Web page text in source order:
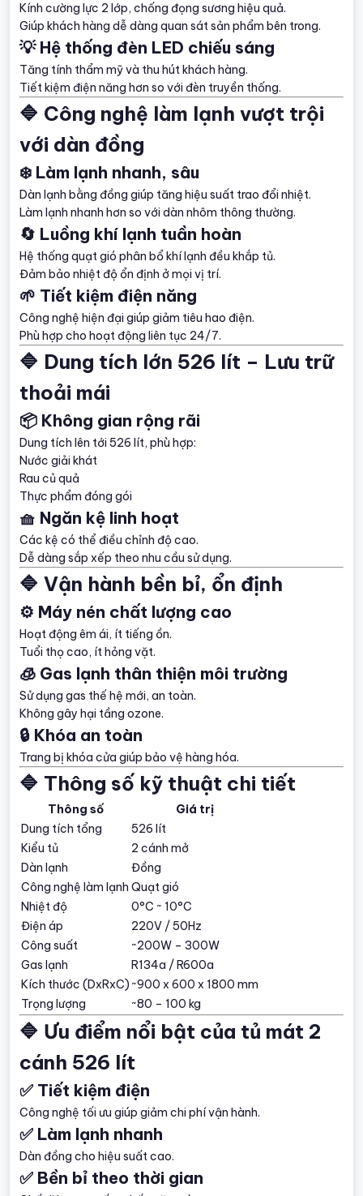
Kính cường lực 2 lớp, chống đọng sương hiệu quả.
Giúp khách hàng dễ dàng quan sát sản phẩm bên trong.
💡 Hệ thống đèn LED chiếu sáng
Tăng tính thẩm mỹ và thu hút khách hàng.
Tiết kiệm điện năng hơn so với đèn truyền thống.
🔷 Công nghệ làm lạnh vượt trội
với dàn đồng
❄️ Làm lạnh nhanh, sâu
Dàn lạnh bằng đồng giúp tăng hiệu suất trao đổi nhiệt.
Làm lạnh nhanh hơn so với dàn nhôm thông thường.
🔄 Luồng khí lạnh tuần hoàn
Hệ thống quạt gió phân bổ khí lạnh đều khắp tủ.
Đảm bảo nhiệt độ ổn định ở mọi vị trí.
🌱 Tiết kiệm điện năng
Công nghệ hiện đại giúp giảm tiêu hao điện.
Phù hợp cho hoạt động liên tục 24/7.
🔷 Dung tích lớn 526 lít – Lưu trữ
thoải mái
📦 Không gian rộng rãi
Dung tích lên tới 526 lít, phù hợp:
Nước giải khát
Rau củ quả
Thực phẩm đóng gói
🧺 Ngăn kệ linh hoạt
Các kệ có thể điều chỉnh độ cao.
Dễ dàng sắp xếp theo nhu cầu sử dụng.
🔷 Vận hành bền bỉ, ổn định
⚙️ Máy nén chất lượng cao
Hoạt động êm ái, ít tiếng ồn.
Tuổi thọ cao, ít hỏng vặt.
🧊 Gas lạnh thân thiện môi trường
Sử dụng gas thế hệ mới, an toàn.
Không gây hại tầng ozone.
🔒 Khóa an toàn
Trang bị khóa cửa giúp bảo vệ hàng hóa.
🔷 Thông số kỹ thuật chi tiết
Thông số
Giá trị
Dung tích tổng
526 lít
Kiểu tủ
2 cánh mở
Dàn lạnh
Đồng
Công nghệ làm lạnh Quạt gió
Nhiệt độ
0°C ~ 10°C
Điện áp
220V / 50Hz
Công suất
~200W – 300W
Gas lạnh
R134a / R600a
Kích thước (DxRxC) ~900 x 600 x 1800 mm
Trọng lượng
~80 – 100 kg
🔷 Ưu điểm nổi bật của tủ mát 2
cánh 526 lít
✅ Tiết kiệm điện
Công nghệ tối ưu giúp giảm chi phí vận hành.
✅ Làm lạnh nhanh
Dàn đồng cho hiệu suất cao.
✅ Bền bỉ theo thời gian